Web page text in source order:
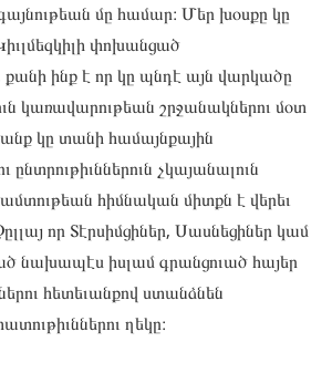
մը համար։ Մեր խօսքը կը
փոխանցած
քանի ինք է որ կը պնդէ այն վարկածը
կառավարութեան շրջանակներու մօտ
կը տանի համայնքային
ընտրութիւններուն չկայանալուն
հիմնական միտքն է վերեւ
որ Տէրսիմցիներ, Սասնեցիներ կամ
նախապէս իսլամ գրանցուած հայեր
հետեւանքով ստանձնեն
ղեկը։